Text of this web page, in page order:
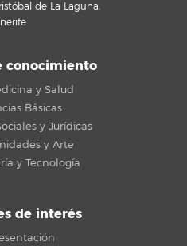
de La Laguna.
conocimiento
y Salud
Básicas
y Jurídicas
y Arte
y Tecnología
de interés